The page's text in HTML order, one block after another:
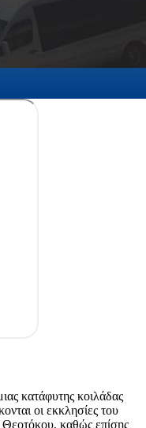
κατάφυτης κοιλάδας
οι εκκλησίες του
καθώς επίσης